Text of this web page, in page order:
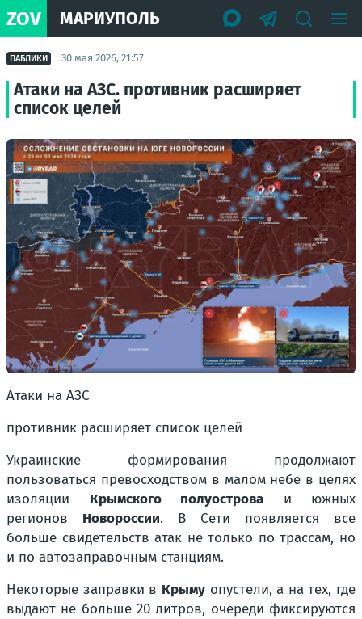
ZOV МАРИУПОЛЬ
ПАБЛИКИ 30 мая 2026, 21:57
Атаки на АЗС. противник расширяет
список целей
Атаки на АЗС
противник расширяет список целей
Украинские формирования продолжают
пользоваться превосходством в малом небе в целях
изоляции Крымского полуострова и южных
регионов Новороссии. В Сети появляется все
больше свидетельств атак не только по трассам, но
и по автозаправочным станциям.
Некоторые заправки в Крымуопустели, а на тех, где
выдают не больше 20 литров, очереди фиксируются